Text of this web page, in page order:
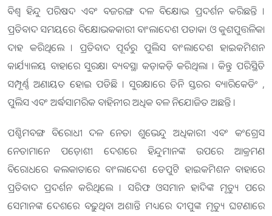
ବିଶ୍ବ ହିନ୍ଦୁ ପରିଷଦ ଏବଂ ବଜରଙ୍ଗ ଦଳ ବିକ୍ଷୋଭ ପ୍ରଦର୍ଶନ କରିଛନ୍ତି ।
ପ୍ରତିବାଦ ସମୟରେ ବିକ୍ଷୋଭକକାରୀ ବାଂଲାଦେଶ ପତାକା ଓ କୁଶପୁତ୍ତଳିକା
ଦାହ କରିଥିଲେ । ପ୍ରତିବାଦ ପୂର୍ବରୁ ପୁଲିସ ବାଂଲାଦେଶ ହାଇକମିଶନ
କାର୍ଯ୍ୟାଳୟ ବାହାରେ ସୁରକ୍ଷା ବ୍ୟବସ୍ଥା କଡ଼ାକଡ଼ି କରିଥିଲା । କିନ୍ତୁ ପରିସ୍ଥିତି
ସମ୍ପୂର୍ଣ୍ଣ ଅଣାୟତ ହୋଇ ପଡିଛି । ସୁରକ୍ଷାରେ ତିନି ସ୍ତରର ବ୍ୟାରିକେଡିଂ ,
ପୁଲିସ ଏବଂ ଅର୍ଦ୍ଧସାମରିକ ବାହିନୀର ଅଧିକ ବଳ ନିଯୋଜିତ ଅଛନ୍ତି ।
ପଶ୍ଚିମବଙ୍ଗ ବିରୋଧୀ ଦଳ ନେତା ଶୁଭେନ୍ଦୁ ଅଧିକାରୀ ଏବଂ କଂଗ୍ରେସ
ନେତାମାନେ ପଡ଼ୋଶୀ ଦେଶରେ ହିନ୍ଦୁମାନଙ୍କ ଉପରେ ଆକ୍ରମଣ
ବିରୋଧରେ କଲକାତାରେ ବାଂଲାଦେଶ ଡେପୁଟି ହାଇକମିଶନ ବାହାରେ
ପ୍ରତିବାଦ ପ୍ରଦର୍ଶନ କରିଥିଲେ । ସରିଫ ଓସମାନ ହାଦିଙ୍କ ମୃତ୍ୟୁ ପରେ
ସେମାନଙ୍କ ଦେଶରେ ବଢ଼ୁଥିବା ଅଶାନ୍ତି ମଧ୍ୟରେ ଦୀପୁଙ୍କ ମୃତ୍ୟୁ ଘଟଣାରେ